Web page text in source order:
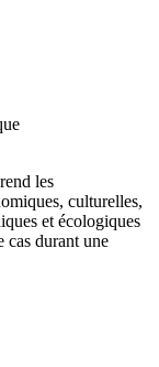
les
culturelles,
et écologiques
cas durant une